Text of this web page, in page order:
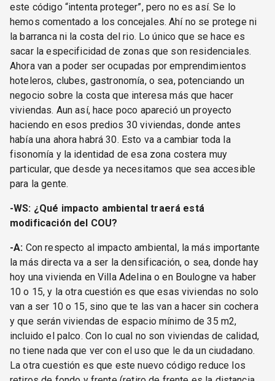
este código “intenta proteger”, pero no es así. Se lo
hemos comentado a los concejales. Ahí no se protege ni
la barranca ni la costa del rio. Lo único que se hace es
sacar la especificidad de zonas que son residenciales.
Ahora van a poder ser ocupadas por emprendimientos
hoteleros, clubes, gastronomía, o sea, potenciando un
negocio sobre la costa que interesa más que hacer
viviendas. Aun así, hace poco apareció un proyecto
haciendo en esos predios 30 viviendas, donde antes
había una ahora habrá 30. Esto va a cambiar toda la
fisonomía y la identidad de esa zona costera muy
particular, que desde ya necesitamos que sea accesible
para la gente.
-WS: ¿Qué impacto ambiental traerá está
modificación del COU?
-A: Con respecto al impacto ambiental, la más importante
la más directa va a ser la densificación, o sea, donde hay
hoy una vivienda en Villa Adelina o en Boulogne va haber
10 o 15, y la otra cuestión es que esas viviendas no solo
van a ser 10 o 15, sino que te las van a hacer sin cochera
y que serán viviendas de espacio mínimo de 35 m2,
incluido el palco. Con lo cual no son viviendas de calidad,
no tiene nada que ver con el uso que le da un ciudadano.
La otra cuestión es que este nuevo código reduce los